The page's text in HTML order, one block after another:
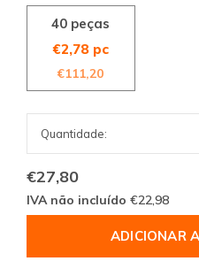
40 peças
€2,78 pc
€111,20
€27,80
IVA não incluído €22,98
ADICIONAR